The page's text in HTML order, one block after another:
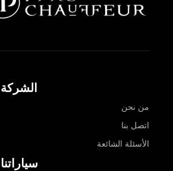
الشركة
من نحن
اتصل بنا
الأسئلة الشائعة
سياراتنا